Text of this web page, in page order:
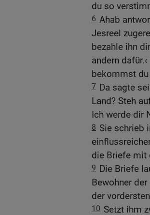
du so
6 Ahab
Jesreel
bezahle ihn
andern
bekommst du
7 Da sagte
Land? Steh
Ich werde dir
8 Sie schrieb
die Briefe mit
9 Die Briefe
Bewohner
der
10 Setzt ihm